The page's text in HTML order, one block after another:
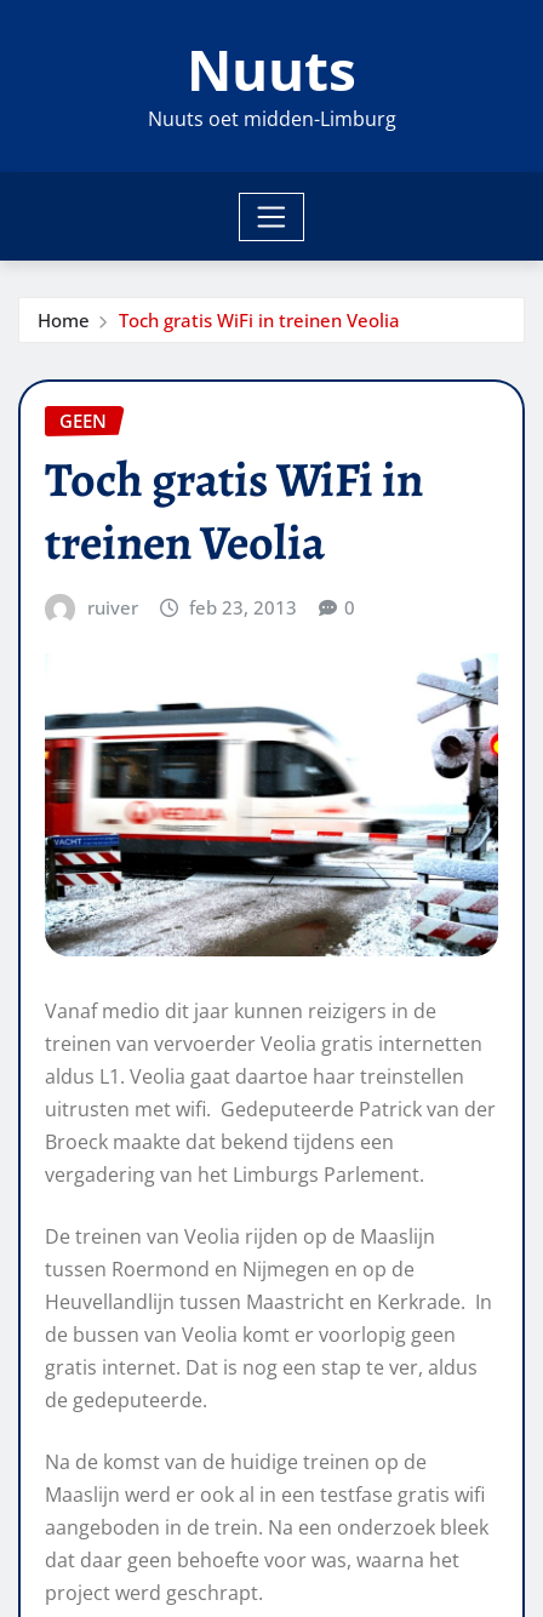
Nuuts
Nuuts oet midden-Limburg
Home Toch gratis WiFi in treinen Veolia
GEEN
Toch gratis WiFi in
treinen Veolia
ruiver feb 23, 2013 0
Vanaf medio dit jaar kunnen reizigers in de
treinen van vervoerder Veolia gratis internetten
aldus L1. Veolia gaat daartoe haar treinstellen
uitrusten met wifi. Gedeputeerde Patrick van der
Broeck maakte dat bekend tijdens een
vergadering van het Limburgs Parlement.
De treinen van Veolia rijden op de Maaslijn
tussen Roermond en Nijmegen en op de
Heuvellandlijn tussen Maastricht en Kerkrade. In
de bussen van Veolia komt er voorlopig geen
gratis internet. Dat is nog een stap te ver, aldus
de gedeputeerde.
Na de komst van de huidige treinen op de
Maaslijn werd er ook al in een testfase gratis wifi
aangeboden in de trein. Na een onderzoek bleek
dat daar geen behoefte voor was, waarna het
project werd geschrapt.